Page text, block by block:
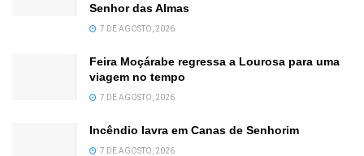
Senhor das Almas
7 DE AGOSTO, 2026
Feira Moçárabe regressa a Lourosa para uma
viagem no tempo
7 DE AGOSTO, 2026
Incêndio lavra em Canas de Senhorim
7 DE AGOSTO, 2026